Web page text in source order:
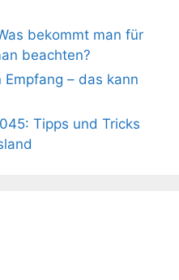
bekommt man für
beachten?
– das kann
Tipps und Tricks